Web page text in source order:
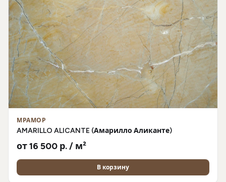
МРАМОР
AMARILLO ALICANTE (Амарилло Аликанте)
от 16 500 р. / м²
В корзину